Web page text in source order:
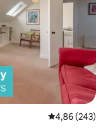
Évaluation
4,86 (243)